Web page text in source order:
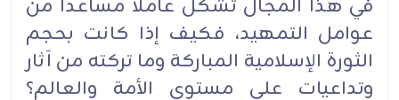
في هذا المجال تشكل عاملاً مساعداً من
عوامل التمهيد، فكيف إذا كانت بحجم
الثورة الإسلامية المباركة وما تركته من آثار
وتداعيات على مستوى الأمة والعالم؟